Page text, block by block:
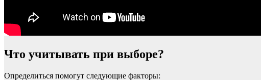
Что учитывать при выборе?
Определиться помогут следующие факторы: